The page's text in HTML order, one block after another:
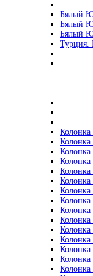
Бялый
Бялый
Бялый
Турция.
Колонка
Колонка
Колонка
Колонка
Колонка
Колонка
Колонка
Колонка
Колонка
Колонка
Колонка
Колонка
Колонка
Колонка
Колонка